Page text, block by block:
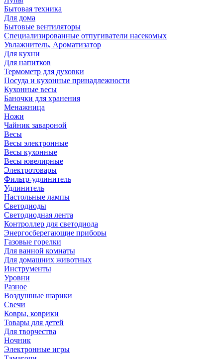
Бытовая техника
Для дома
Бытовые вентиляторы
Специализированные отпугиватели насекомых
Увлажнитель, Ароматизатор
Для кухни
Для напитков
Термометр для духовки
Посуда и кухонные принадлежности
Кухонные весы
Баночки для хранения
Менажница
Ножи
Чайник завароной
Весы
Весы электронные
Весы кухонные
Весы ювелирные
Электротовары
Фильтр-удлинитель
Удлинитель
Настольные лампы
Светодиоды
Светодиодная лента
Контроллер для светодиода
Энергосберегающие приборы
Газовые горелки
Для ванной комнаты
Для домашних животных
Инструменты
Уровни
Разное
Воздушные шарики
Свечи
Ковры, коврики
Товары для детей
Для творчества
Ночник
Электронные игры